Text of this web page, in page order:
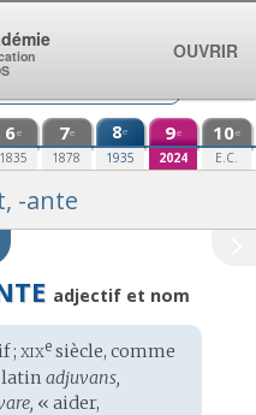
6e
1835
7e
1878
8e
1935
9e
2024
10e
E.C.
-ante
adjectif et nom
; xixesiècle, comme
latin adjuvans,
« aider,
OUVRIR